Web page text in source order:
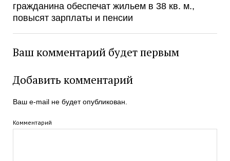
гражданина обеспечат жильем в 38 кв. м.,
повысят зарплаты и пенсии
Ваш комментарий будет первым
Добавить комментарий
Ваш e-mail не будет опубликован.
Комментарий